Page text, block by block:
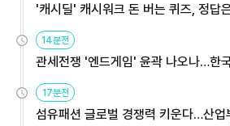
'캐시딜' 캐시워크 돈 버는 퀴즈, 정답
14분전
관세전쟁 '엔드게임' 윤곽 나오나…한
17분전
섬유패션 글로벌 경쟁력 키운다…산